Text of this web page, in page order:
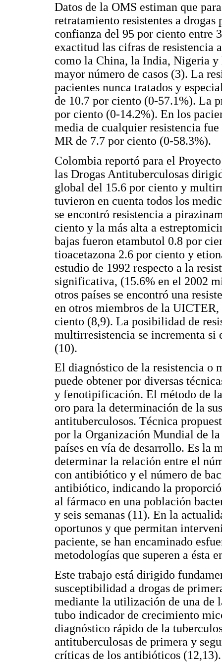
Datos de la OMS estiman que
retratamiento resistentes a
confianza del 95 por ciento entre
exactitud las cifras de resistencia
como la China, la India, Nigeria
mayor número de casos (3). La
pacientes nunca tratados y
de 10.7 por ciento (0-57.1%). La
por ciento (0-14.2%). En los
media de cualquier resistencia
MR de 7.7 por ciento (0-58.3%).
Colombia reportó para el
las Drogas Antituberculosas
global del 15.6 por ciento y
tuvieron en cuenta todos los
se encontró resistencia a
ciento y la más alta a
bajas fueron etambutol 0.8 por
tioacetazona 2.6 por ciento y
estudio de 1992 respecto a la
significativa, (15.6% en el 2002
otros países se encontró una
en otros miembros de la
ciento (8,9). La posibilidad de
multirresistencia se incrementa
(10).
El diagnóstico de la resistencia o
puede obtener por diversas
y fenotipificación. El método de
oro para la determinación de la
antituberculosos. Técnica
por la Organización Mundial de la
países en vía de desarrollo. Es la
determinar la relación entre el
con antibiótico y el número de
antibiótico, indicando la
al fármaco en una población
y seis semanas (11). En la
oportunos y que permitan
paciente, se han encaminado
metodologías que superen a ésta
Este trabajo está dirigido
susceptibilidad a drogas de
mediante la utilización de una de
tubo indicador de crecimiento
diagnóstico rápido de la
antituberculosas de primera y
críticas de los antibióticos (12,13).